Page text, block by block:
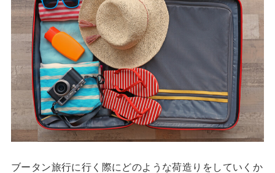
ブータン旅行に行く際にどのような荷造りをしていくか